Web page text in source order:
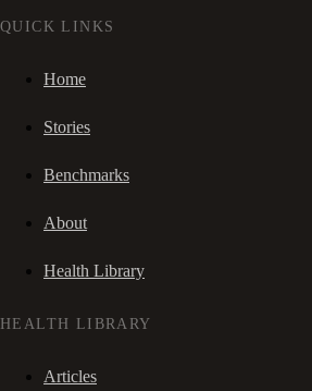
QUICK LINKS
Home
Stories
Benchmarks
About
Health Library
HEALTH LIBRARY
Articles